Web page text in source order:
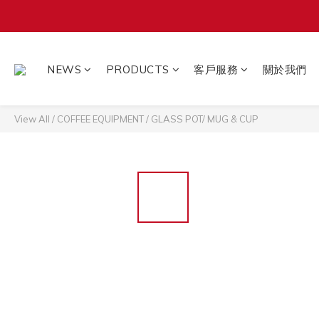
NEWS PRODUCTS 客戶服務 關於我們
View All / COFFEE EQUIPMENT/ GLASS POT/ MUG & CUP